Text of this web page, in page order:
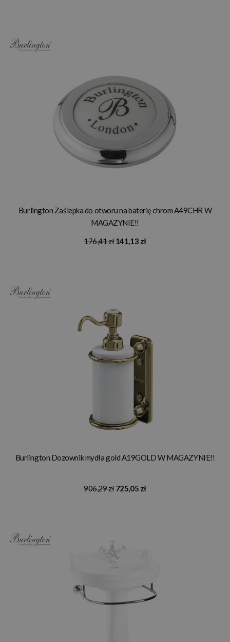
Burlington Zaślepka do otworu na baterię chrom A49CHR W
MAGAZYNIE!!
176,41 zł 141,13 zł
Burlington Dozownik mydła gold A19GOLD W MAGAZYNIE!!
906,29 zł 725,05 zł